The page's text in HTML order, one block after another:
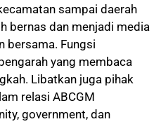
sampai daerah
bernas dan menjadi media
bersama. Fungsi
yang membaca
Libatkan juga pihak
relasi ABCGM
government, dan